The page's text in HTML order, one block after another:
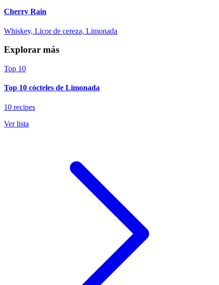
Cherry Rain
Whiskey, Licor de cereza, Limonada
Explorar más
Top 10
Top 10 cócteles de Limonada
10 recipes
Ver lista